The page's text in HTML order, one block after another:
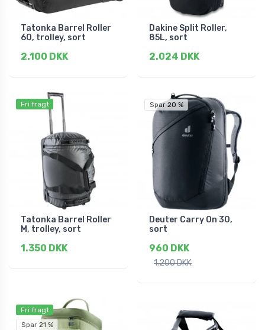
Tatonka Barrel Roller
60, trolley, sort
2.100 DKK
Dakine Split Roller,
85L, sort
2.024 DKK
Fri fragt
Tatonka Barrel Roller
M, trolley, sort
1.350 DKK
Spar 20 %
Deuter Carry On 30,
sort
960 DKK
1.200 DKK
Fri fragt
Spar 21 %